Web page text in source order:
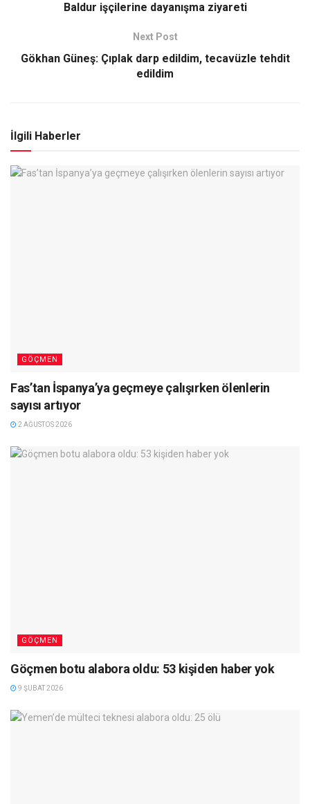
Baldur işçilerine dayanışma ziyareti
Next Post
Gökhan Güneş: Çıplak darp edildim, tecavüzle tehdit
edildim
İlgili Haberler
GÖÇMEN
Fas’tan İspanya’ya geçmeye çalışırken ölenlerin
sayısı artıyor
2 AĞUSTOS 2026
GÖÇMEN
Göçmen botu alabora oldu: 53 kişiden haber yok
9 ŞUBAT 2026